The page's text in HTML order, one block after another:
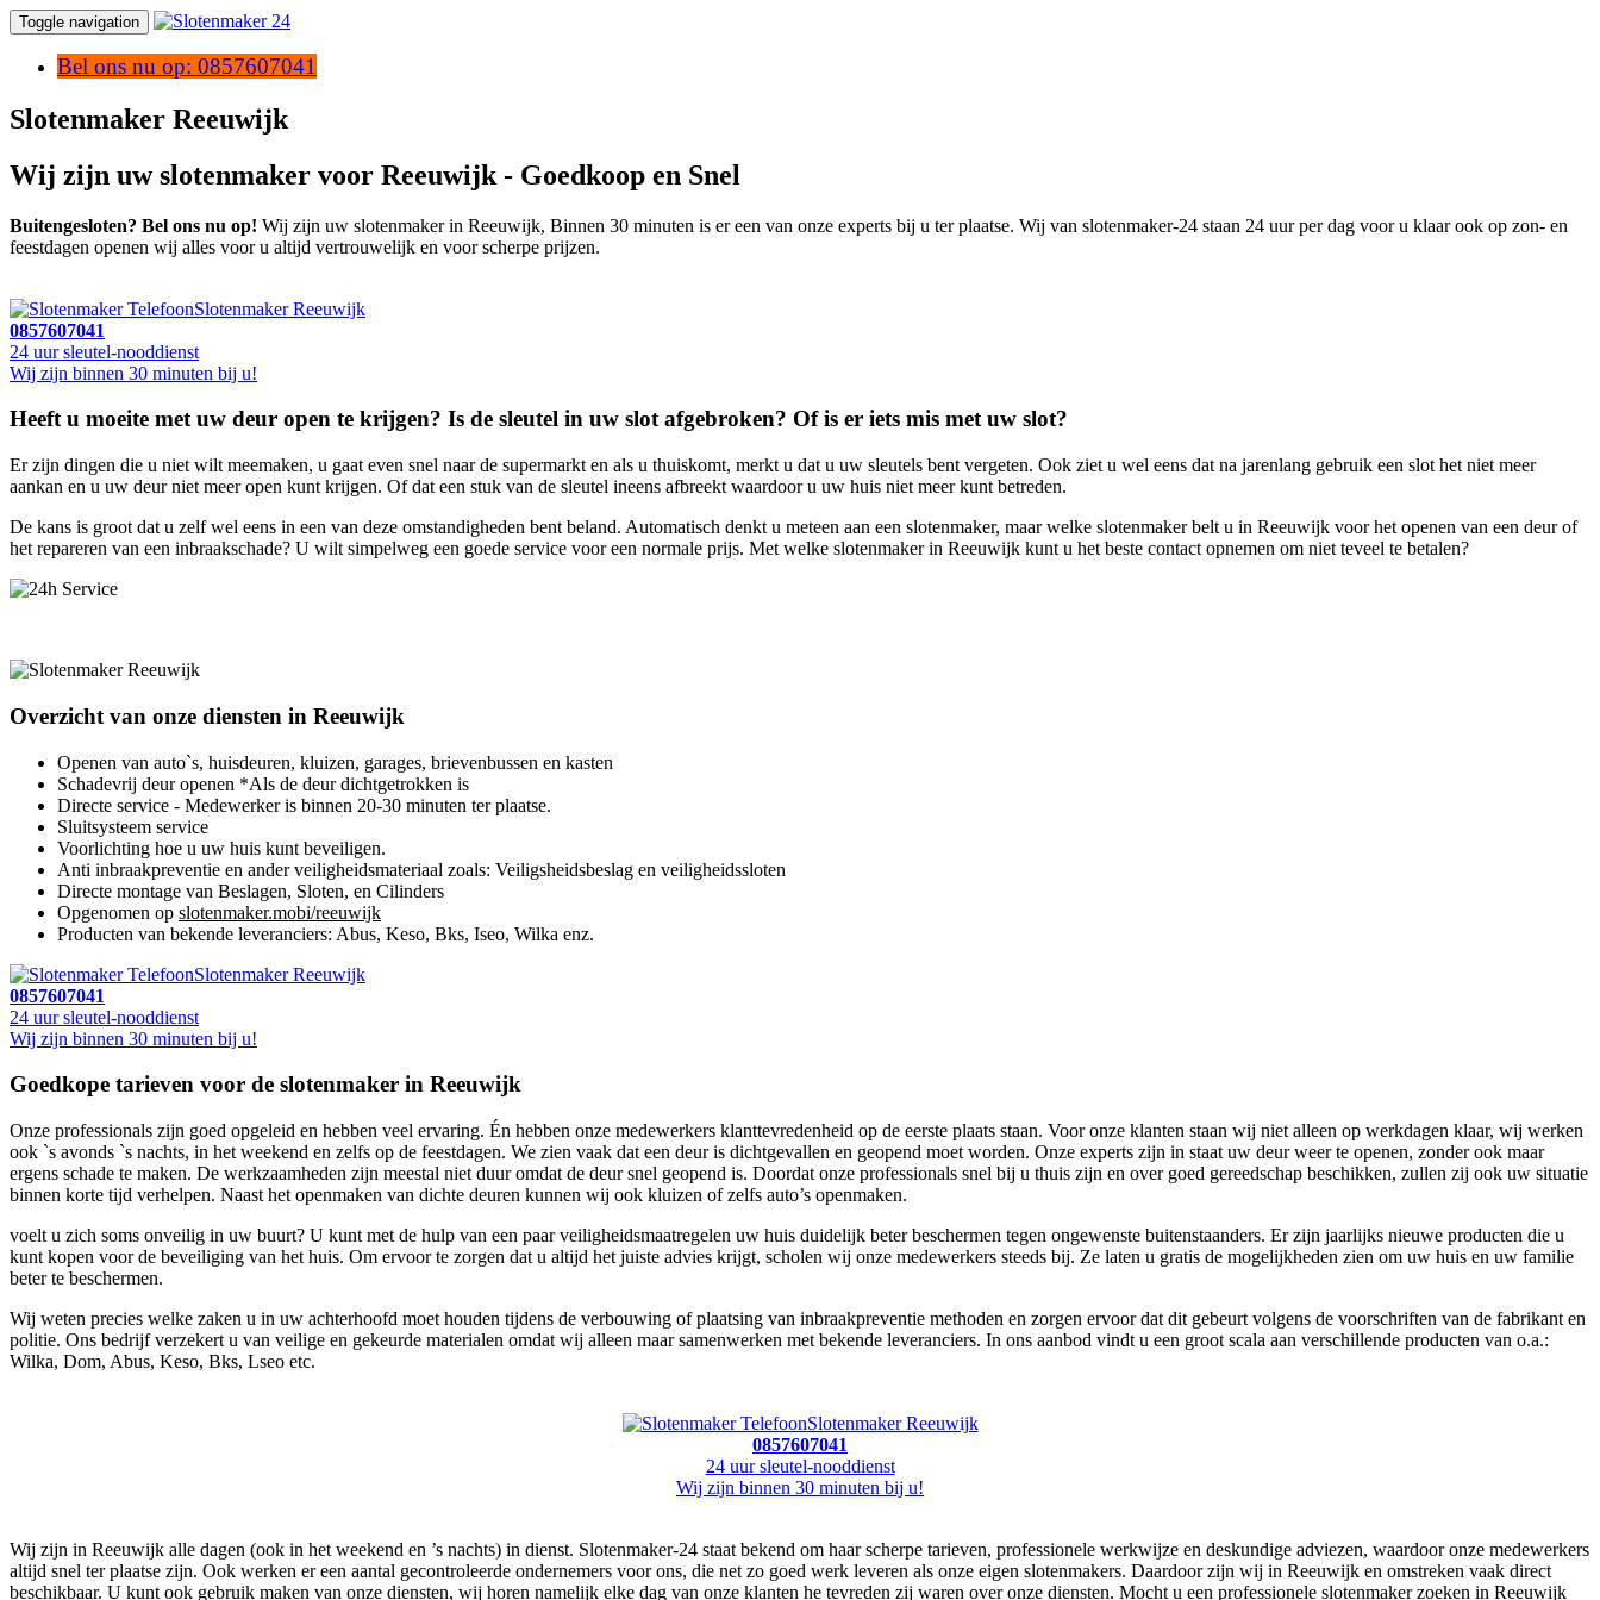
Toggle navigation
Bel ons nu op: 0857607041
Slotenmaker Reeuwijk
Wij zijn uw slotenmaker voor Reeuwijk - Goedkoop en Snel
Buitengesloten? Bel ons nu op! Wij zijn uw slotenmaker in Reeuwijk, Binnen 30 minuten is er een van onze experts bij u ter plaatse. Wij van slotenmaker-24 staan 24 uur per dag voor u klaar ook op zon- en
feestdagen openen wij alles voor u altijd vertrouwelijk en voor scherpe prijzen.
Slotenmaker Reeuwijk
0857607041
24 uur sleutel-nooddienst
Wij zijn binnen 30 minuten bij u!
Heeft u moeite met uw deur open te krijgen? Is de sleutel in uw slot afgebroken? Of is er iets mis met uw slot?
Er zijn dingen die u niet wilt meemaken, u gaat even snel naar de supermarkt en als u thuiskomt, merkt u dat u uw sleutels bent vergeten. Ook ziet u wel eens dat na jarenlang gebruik een slot het niet meer
aankan en u uw deur niet meer open kunt krijgen. Of dat een stuk van de sleutel ineens afbreekt waardoor u uw huis niet meer kunt betreden.
De kans is groot dat u zelf wel eens in een van deze omstandigheden bent beland. Automatisch denkt u meteen aan een slotenmaker, maar welke slotenmaker belt u in Reeuwijk voor het openen van een deur of
het repareren van een inbraakschade? U wilt simpelweg een goede service voor een normale prijs. Met welke slotenmaker in Reeuwijk kunt u het beste contact opnemen om niet teveel te betalen?
Overzicht van onze diensten in Reeuwijk
Openen van auto`s, huisdeuren, kluizen, garages, brievenbussen en kasten
Schadevrij deur openen *Als de deur dichtgetrokken is
Directe service - Medewerker is binnen 20-30 minuten ter plaatse.
Sluitsysteem service
Voorlichting hoe u uw huis kunt beveiligen.
Anti inbraakpreventie en ander veiligheidsmateriaal zoals: Veiligsheidsbeslag en veiligheidssloten
Directe montage van Beslagen, Sloten, en Cilinders
Opgenomen op slotenmaker.mobi/reeuwijk
Producten van bekende leveranciers: Abus, Keso, Bks, Iseo, Wilka enz.
Slotenmaker Reeuwijk
0857607041
24 uur sleutel-nooddienst
Wij zijn binnen 30 minuten bij u!
Goedkope tarieven voor de slotenmaker in Reeuwijk
Onze professionals zijn goed opgeleid en hebben veel ervaring. Én hebben onze medewerkers klanttevredenheid op de eerste plaats staan. Voor onze klanten staan wij niet alleen op werkdagen klaar, wij werken
ook `s avonds `s nachts, in het weekend en zelfs op de feestdagen. We zien vaak dat een deur is dichtgevallen en geopend moet worden. Onze experts zijn in staat uw deur weer te openen, zonder ook maar
ergens schade te maken. De werkzaamheden zijn meestal niet duur omdat de deur snel geopend is. Doordat onze professionals snel bij u thuis zijn en over goed gereedschap beschikken, zullen zij ook uw situatie
binnen korte tijd verhelpen. Naast het openmaken van dichte deuren kunnen wij ook kluizen of zelfs auto’s openmaken.
voelt u zich soms onveilig in uw buurt? U kunt met de hulp van een paar veiligheidsmaatregelen uw huis duidelijk beter beschermen tegen ongewenste buitenstaanders. Er zijn jaarlijks nieuwe producten die u
kunt kopen voor de beveiliging van het huis. Om ervoor te zorgen dat u altijd het juiste advies krijgt, scholen wij onze medewerkers steeds bij. Ze laten u gratis de mogelijkheden zien om uw huis en uw familie
beter te beschermen.
Wij weten precies welke zaken u in uw achterhoofd moet houden tijdens de verbouwing of plaatsing van inbraakpreventie methoden en zorgen ervoor dat dit gebeurt volgens de voorschriften van de fabrikant en
politie. Ons bedrijf verzekert u van veilige en gekeurde materialen omdat wij alleen maar samenwerken met bekende leveranciers. In ons aanbod vindt u een groot scala aan verschillende producten van o.a.:
Wilka, Dom, Abus, Keso, Bks, Lseo etc.
Slotenmaker Reeuwijk
0857607041
24 uur sleutel-nooddienst
Wij zijn binnen 30 minuten bij u!
Wij zijn in Reeuwijk alle dagen (ook in het weekend en ’s nachts) in dienst. Slotenmaker-24 staat bekend om haar scherpe tarieven, professionele werkwijze en deskundige adviezen, waardoor onze medewerkers
altijd snel ter plaatse zijn. Ook werken er een aantal gecontroleerde ondernemers voor ons, die net zo goed werk leveren als onze eigen slotenmakers. Daardoor zijn wij in Reeuwijk en omstreken vaak direct
beschikbaar. U kunt ook gebruik maken van onze diensten, wij horen namelijk elke dag van onze klanten he tevreden zij waren over onze diensten. Mocht u een professionele slotenmaker zoeken in Reeuwijk